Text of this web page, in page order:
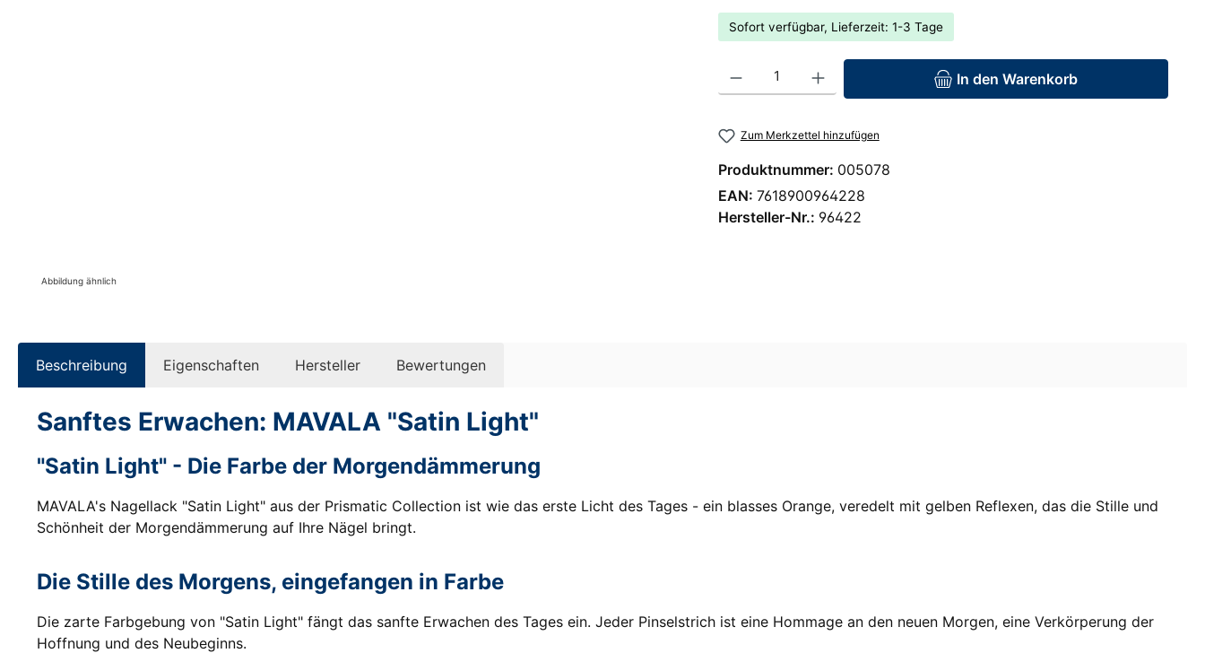
Abbildung ähnlich
Sofort verfügbar, Lieferzeit: 1-3 Tage
Produkt Anzahl: Gib den gewünschten Wert ein oder benutze die Schaltflächen
In den Warenkorb
Zum Merkzettel hinzufügen
Produktnummer: 005078
EAN: 7618900964228
Hersteller-Nr.: 96422
Beschreibung Eigenschaften Hersteller Bewertungen
Sanftes Erwachen: MAVALA "Satin Light"
"Satin Light" - Die Farbe der Morgendämmerung
MAVALA's Nagellack "Satin Light" aus der Prismatic Collection ist wie das erste Licht des Tages - ein blasses Orange, veredelt mit gelben Reflexen, das die Stille und
Schönheit der Morgendämmerung auf Ihre Nägel bringt.
Die Stille des Morgens, eingefangen in Farbe
Die zarte Farbgebung von "Satin Light" fängt das sanfte Erwachen des Tages ein. Jeder Pinselstrich ist eine Hommage an den neuen Morgen, eine Verkörperung der
Hoffnung und des Neubeginns.